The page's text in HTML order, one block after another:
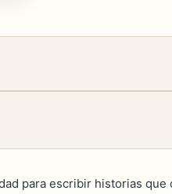
para escribir historias que